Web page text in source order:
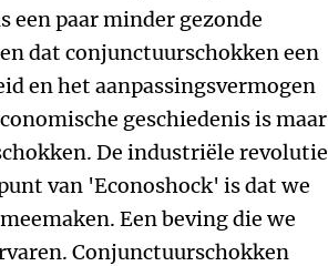
een paar minder gezonde
dat conjunctuurschokken een
en het aanpassingsvermogen
geschiedenis is maar
De industriële revolutie
van 'Econoshock' is dat we
Een beving die we
Conjunctuurschokken